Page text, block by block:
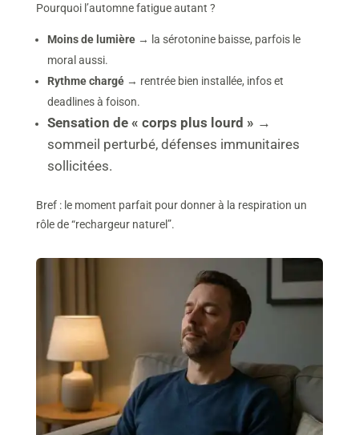
Pourquoi l’automne fatigue autant ?
Moins de lumière→ la sérotonine baisse, parfois le
moral aussi.
Rythme chargé→ rentrée bien installée, infos et
deadlines à foison.
Sensation de « corps plus lourd » →
sommeil perturbé, défenses immunitaires
sollicitées.
Bref : le moment parfait pour donner à la respiration un
rôle de “rechargeur naturel”.